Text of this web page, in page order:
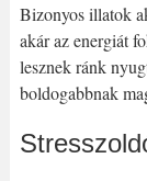
Bizonyos illatok
akár az energiát
lesznek ránk
boldogabbnak